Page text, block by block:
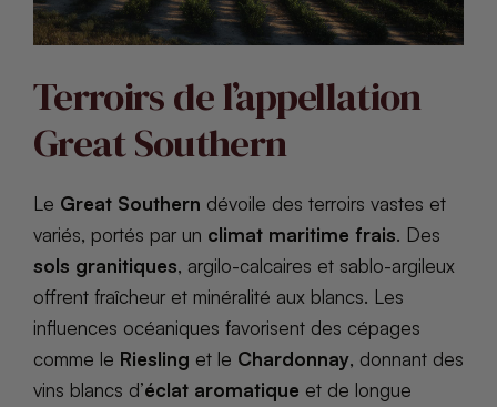
Terroirs de l’appellation
Great Southern
Le Great Southern dévoile des terroirs vastes et
variés, portés par un climat maritime frais. Des
sols granitiques, argilo-calcaires et sablo-argileux
offrent fraîcheur et minéralité aux blancs. Les
influences océaniques favorisent des cépages
comme le Riesling et le Chardonnay, donnant des
vins blancs d’éclat aromatique et de longue